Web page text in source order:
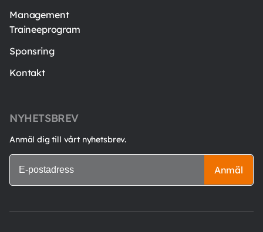
Management
Traineeprogram
Sponsring
Kontakt
NYHETSBREV
Anmäl dig till vårt nyhetsbrev.
Anmäl